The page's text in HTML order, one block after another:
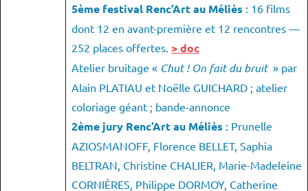
5ème festival Renc’Art au Méliès : 16 films
dont 12 en avant-première et 12 rencontres —
252 places offertes. > doc
Atelier bruitage « Chut ! On fait du bruit » par
Alain PLATIAU et Noëlle GUICHARD ; atelier
coloriage géant ; bande-annonce
2ème jury Renc’Art au Méliès : Prunelle
AZIOSMANOFF, Florence BELLET, Saphia
BELTRAN, Christine CHALIER, Marie-Madeleine
CORNIÈRES, Philippe DORMOY, Catherine